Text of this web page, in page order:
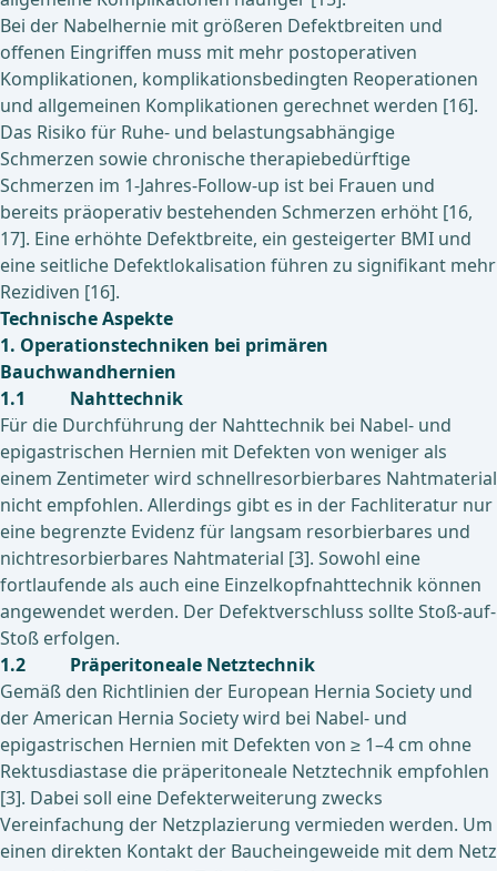
Bei der Nabelhernie mit größeren Defektbreiten und
offenen Eingriffen muss mit mehr postoperativen
Komplikationen, komplikationsbedingten Reoperationen
und allgemeinen Komplikationen gerechnet werden [16].
Das Risiko für Ruhe- und belastungsabhängige
Schmerzen sowie chronische therapiebedürftige
Schmerzen im 1-Jahres-Follow-up ist bei Frauen und
bereits präoperativ bestehenden Schmerzen erhöht [16,
17]. Eine erhöhte Defektbreite, ein gesteigerter BMI und
eine seitliche Defektlokalisation führen zu signifikant mehr
Rezidiven [16].
Technische Aspekte
1. Operationstechniken bei primären
Bauchwandhernien
1.1 Nahttechnik
Für die Durchführung der Nahttechnik bei Nabel- und
epigastrischen Hernien mit Defekten von weniger als
einem Zentimeter wird schnellresorbierbares Nahtmaterial
nicht empfohlen. Allerdings gibt es in der Fachliteratur nur
eine begrenzte Evidenz für langsam resorbierbares und
nichtresorbierbares Nahtmaterial [3]. Sowohl eine
fortlaufende als auch eine Einzelkopfnahttechnik können
angewendet werden. Der Defektverschluss sollte Stoß-auf-
Stoß erfolgen.
1.2 Präperitoneale Netztechnik
Gemäß den Richtlinien der European Hernia Society und
der American Hernia Society wird bei Nabel- und
epigastrischen Hernien mit Defekten von ≥ 1–4 cm ohne
Rektusdiastase die präperitoneale Netztechnik empfohlen
[3]. Dabei soll eine Defekterweiterung zwecks
Vereinfachung der Netzplazierung vermieden werden. Um
einen direkten Kontakt der Baucheingeweide mit dem Netz